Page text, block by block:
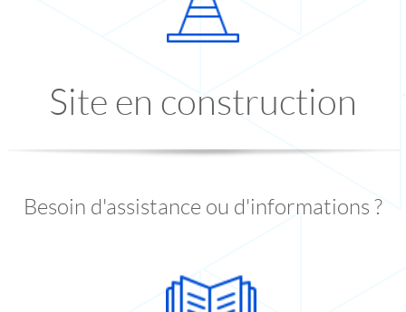
Site en construction
Besoin d'assistance ou d'informations ?